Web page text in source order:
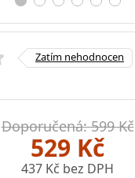
Zatím nehodnocen
Doporučená: 599 Kč
529 Kč
437 Kč bez DPH